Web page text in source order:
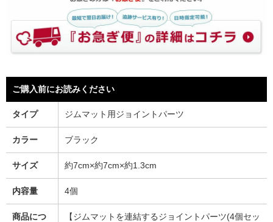
ご購入前にお読みください
タイプ ジムマット用ジョイントパーツ
カラー ブラック
サイズ 約7cm×約7cm×約1.3cm
内容量 4個
商品につ
【ジムマットを連結するジョイントパーツ(4個セッ